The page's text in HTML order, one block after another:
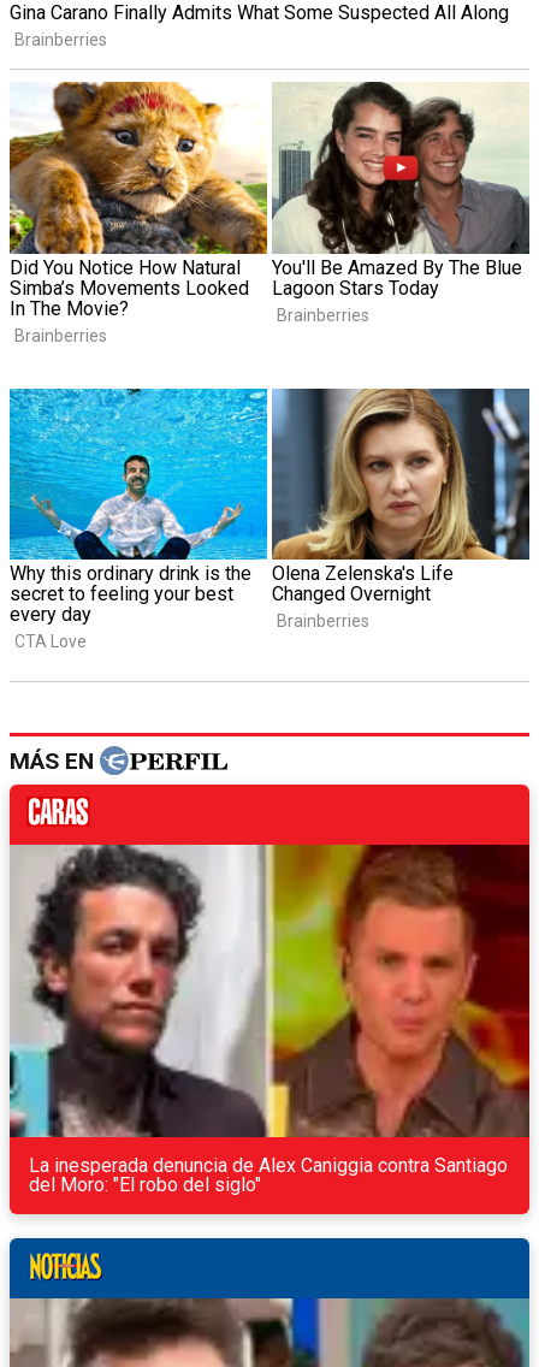
MÁS EN
La inesperada denuncia de Alex Caniggia contra Santiago
del Moro: "El robo del siglo"